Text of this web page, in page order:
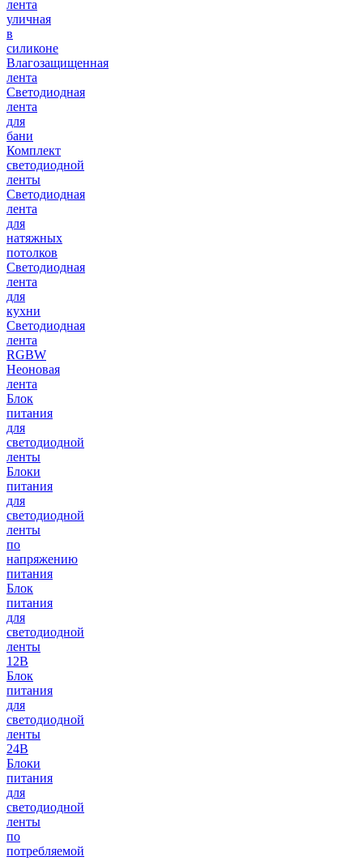
лента
уличная
в
силиконе
Влагозащищенная
лента
Светодиодная
лента
для
бани
Комплект
светодиодной
ленты
Светодиодная
лента
для
натяжных
потолков
Светодиодная
лента
для
кухни
Светодиодная
лента
RGBW
Неоновая
лента
Блок
питания
для
светодиодной
ленты
Блоки
питания
для
светодиодной
ленты
по
напряжению
питания
Блок
питания
для
светодиодной
ленты
12В
Блок
питания
для
светодиодной
ленты
24В
Блоки
питания
для
светодиодной
ленты
по
потребляемой